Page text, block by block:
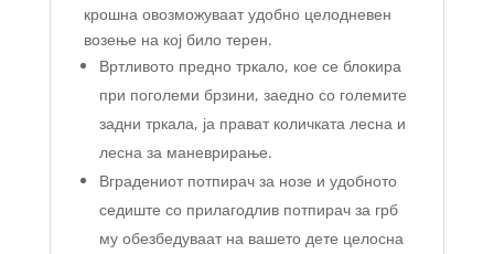
крошна овозможуваат удобно целодневен
возење на кој било терен.
Вртливото предно тркало, кое се блокира
при поголеми брзини, заедно со големите
задни тркала, ја прават количката лесна и
лесна за маневрирање.
Вградениот потпирач за нозе и удобното
седиште со прилагодлив потпирач за грб
му обезбедуваат на вашето дете целосна